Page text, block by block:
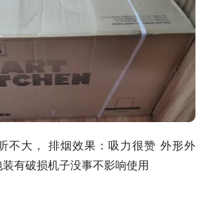
不大， 排烟效果：吸力很赞 外形外
有破损机子没事不影响使用